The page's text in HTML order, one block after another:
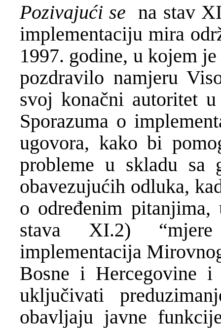
Pozivajući se na stav
implementaciju mira
1997. godine, u kojem
pozdravilo namjeru
svoj konačni autoritet
Sporazuma o
ugovora, kako bi
probleme u skladu sa
obavezujućih odluka,
o određenim
stava XI.2)
implementacija
Bosne i Hercegovine i
uključivati
obavljaju javne